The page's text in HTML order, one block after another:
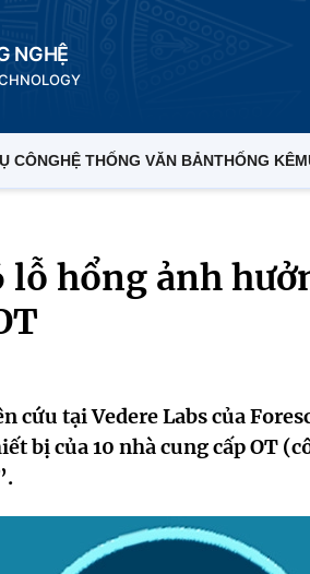
NGHỆ
CÔNGHỆ THỐNG VĂN BẢNTHỐNG KÊ
lỗ hổng ảnh
cứu tại Vedere Labs của
bị của 10 nhà cung cấp OT